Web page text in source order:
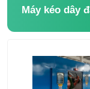
Máy kéo dây